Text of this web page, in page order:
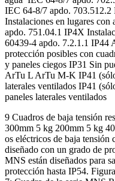
IEC 64-8/7 apdo. 703.512.2
Instalaciones en lugares
apdo. 751.04.1 IP4X
60439-4 apdo. 7.2.1.1 IP44
protección posibles con
y paneles ciegos IP31 Sin
ArTu L ArTu M-K IP41
laterales ventilados IP41
paneles laterales ventilados
9 Cuadros de baja tensión
300mm 5 kg 200mm 5 kg
os eléctricos de baja
diseñado con un grado de
MNS están diseñados para
protección hasta IP54. Figura